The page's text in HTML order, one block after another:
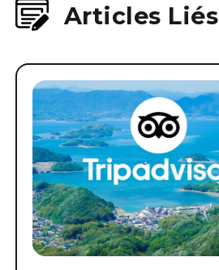
Articles Liés